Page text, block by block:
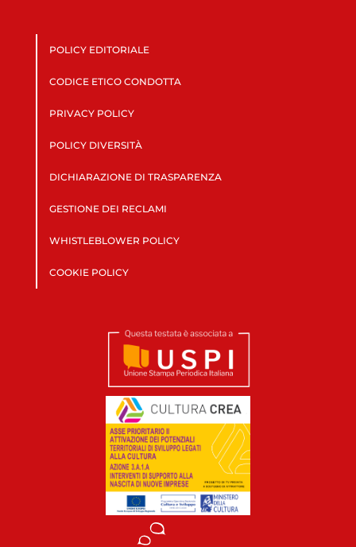
POLICY EDITORIALE
CODICE ETICO CONDOTTA
PRIVACY POLICY
POLICY DIVERSITÀ
DICHIARAZIONE DI TRASPARENZA
GESTIONE DEI RECLAMI
WHISTLEBLOWER POLICY
COOKIE POLICY